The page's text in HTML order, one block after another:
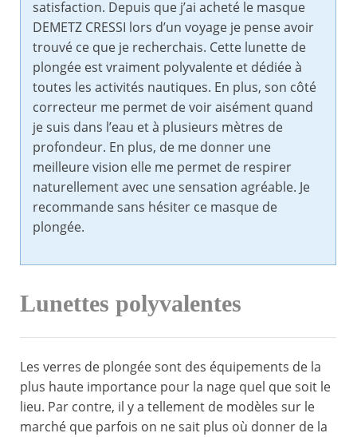
satisfaction. Depuis que j’ai acheté le masque
DEMETZ CRESSI lors d’un voyage je pense avoir
trouvé ce que je recherchais. Cette lunette de
plongée est vraiment polyvalente et dédiée à
toutes les activités nautiques. En plus, son côté
correcteur me permet de voir aisément quand
je suis dans l’eau et à plusieurs mètres de
profondeur. En plus, de me donner une
meilleure vision elle me permet de respirer
naturellement avec une sensation agréable. Je
recommande sans hésiter ce masque de
plongée.
Lunettes polyvalentes
Les verres de plongée sont des équipements de la
plus haute importance pour la nage quel que soit le
lieu. Par contre, il y a tellement de modèles sur le
marché que parfois on ne sait plus où donner de la